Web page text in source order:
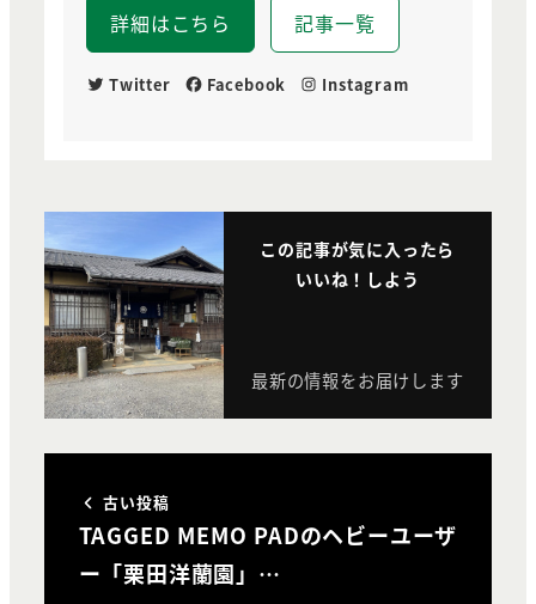
詳細はこちら 記事一覧
Twitter Facebook Instagram
この記事が気に入ったら
いいね！しよう
最新の情報をお届けします
古い投稿
TAGGED MEMO PADのヘビーユーザ
ー「栗田洋蘭園」…